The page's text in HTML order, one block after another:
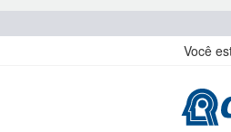
Você